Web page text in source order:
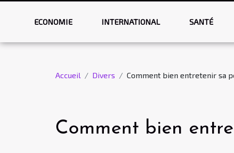
ECONOMIE INTERNATIONAL SANTÉ
Accueil Divers Comment bien entretenir sa
Comment bien